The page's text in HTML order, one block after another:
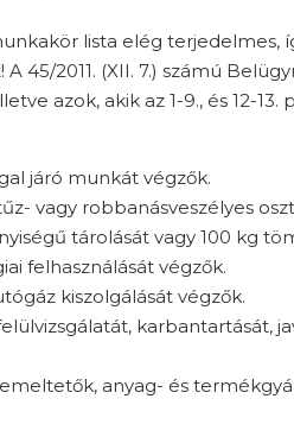
lista elég terjedelmes,
45/2011. (XII. 7.) számú
azok, akik az 1-9., és 12-
járó munkát végzők.
vagy robbanásveszélyes
tárolását vagy 100 kg
felhasználását végzők.
kiszolgálását végzők.
karbantartását,
anyag- és